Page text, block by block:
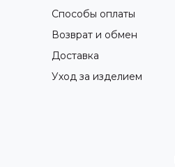
Способы оплаты
Возврат и обмен
Доставка
Уход за изделием